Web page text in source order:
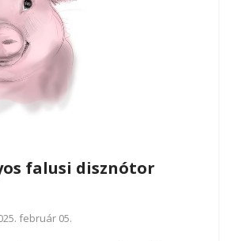
falusi disznótor
február 05.